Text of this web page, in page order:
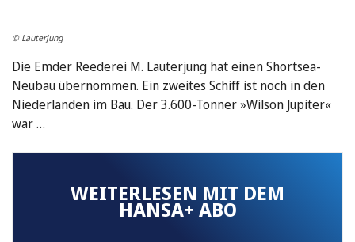
© Lauterjung
Die Emder Reederei M. Lauterjung hat einen Shortsea-
Neubau übernommen. Ein zweites Schiff ist noch in den
Niederlanden im Bau. Der 3.600-Tonner »Wilson Jupiter«
war …
WEITERLESEN MIT DEM
HANSA+ ABO